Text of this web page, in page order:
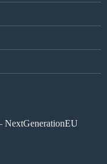
NextGenerationEU